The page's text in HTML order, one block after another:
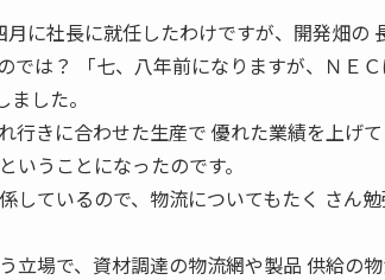
月に社長に就任したわけですが、開発畑の
では？ 「七、八年前になりますが、ＮＥ
した。
行きに合わせた生産で 優れた業績を上げて
いうことになったのです。
しているので、物流についてもたく さん
立場で、資材調達の物流網や製品 供給の